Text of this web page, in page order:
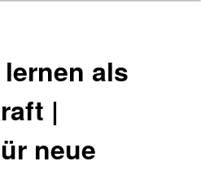
als
|
neue